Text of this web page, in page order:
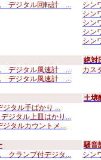
デジタル回転計 ...
シン
シン
シン
シン
シン
デジタル風速計 ...
デジタル風速計 ...
絶対
カス
ジタル手ばかり ...
ジタル上皿はかり...
ジタルカウントメ...
土壌
クランプ付デジタ...
騒音
シン